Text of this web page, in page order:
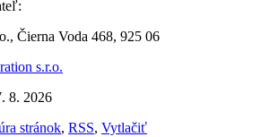
Čierna Voda 468, 925 06
s.r.o.
8. 2026
stránok, RSS, Vytlačiť